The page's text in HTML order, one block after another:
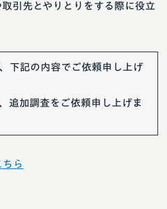
引先とやりとりをする際に役立
下記の内容でご依頼申し上げ
追加調査をご依頼申し上げま
ら